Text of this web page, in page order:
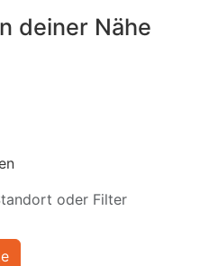
deiner Nähe
oder Filter